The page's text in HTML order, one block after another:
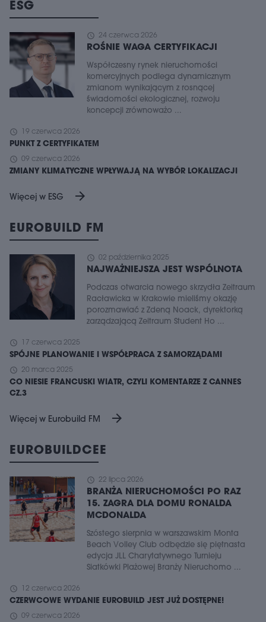
ESG
schedule 24 czerwca 2026
ROŚNIE WAGA CERTYFIKACJI
Współczesny rynek nieruchomości
komercyjnych podlega dynamicznym
zmianom wynikającym z rosnącej
świadomości ekologicznej, rozwoju
koncepcji zrównoważo ...
schedule 19 czerwca 2026
PUNKT Z CERTYFIKATEM
schedule 09 czerwca 2026
ZMIANY KLIMATYCZNE WPŁYWAJĄ NA WYBÓR LOKALIZACJI
Więcej w ESG arrow_forward
EUROBUILD FM
schedule 02 października 2025
NAJWAŻNIEJSZA JEST WSPÓLNOTA
Podczas otwarcia nowego skrzydła Zeitraum
Racławicka w Krakowie mieliśmy okazję
porozmawiać z Zdeną Noack, dyrektorką
zarządzającą Zeitraum Student Ho ...
schedule 17 czerwca 2025
SPÓJNE PLANOWANIE I WSPÓŁPRACA Z SAMORZĄDAMI
schedule 20 marca 2025
CO NIESIE FRANCUSKI WIATR, CZYLI KOMENTARZE Z CANNES
CZ.3
Więcej w Eurobuild FM arrow_forward
EUROBUILDCEE
schedule 22 lipca 2026
BRANŻA NIERUCHOMOŚCI PO RAZ
15. ZAGRA DLA DOMU RONALDA
MCDONALDA
Szóstego sierpnia w warszawskim Monta
Beach Volley Club odbędzie się piętnasta
edycja JLL Charytatywnego Turnieju
Siatkówki Plażowej Branży Nieruchomo ...
schedule 12 czerwca 2026
CZERWCOWE WYDANIE EUROBUILD JEST JUŻ DOSTĘPNE!
schedule 09 czerwca 2026